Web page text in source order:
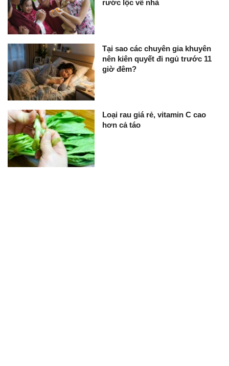
rước lộc về nhà
Tại sao các chuyên gia khuyên
nên kiên quyết đi ngủ trước 11
giờ đêm?
Loại rau giá rẻ, vitamin C cao
hơn cả táo